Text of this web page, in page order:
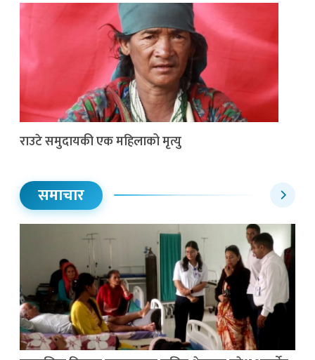
राउटे समुदायकी एक महिलाको मृत्यु
समाचार